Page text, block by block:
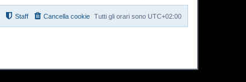
Tutti gli orari sono UTC+02:00
Cancella cookie
Staff